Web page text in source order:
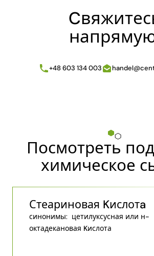
+48 603 134 003
Посмотреть
химическое
Стеариновая Kислотa
синонимы: цетилуксусная или н-
октадекановая Kислота